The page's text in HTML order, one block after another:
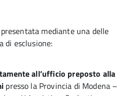
mediante una delle
di esclusione:
all’ufficio preposto alla
presso la Provincia di Modena –